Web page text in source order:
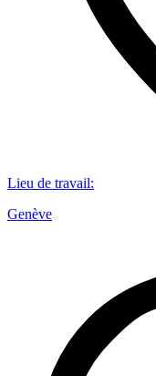
Lieu de travail:
Genève